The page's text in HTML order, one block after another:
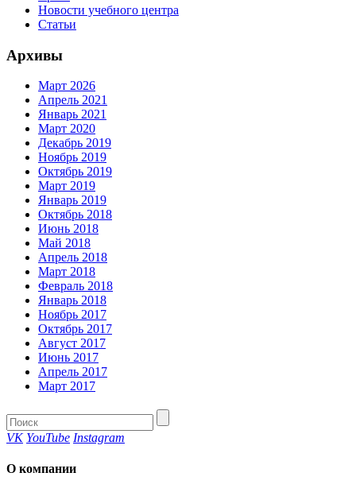
Новости учебного центра
Статьи
Архивы
Март 2026
Апрель 2021
Январь 2021
Март 2020
Декабрь 2019
Ноябрь 2019
Октябрь 2019
Март 2019
Январь 2019
Октябрь 2018
Июнь 2018
Май 2018
Апрель 2018
Март 2018
Февраль 2018
Январь 2018
Ноябрь 2017
Октябрь 2017
Август 2017
Июнь 2017
Апрель 2017
Март 2017
VK YouTube Instagram
О компании